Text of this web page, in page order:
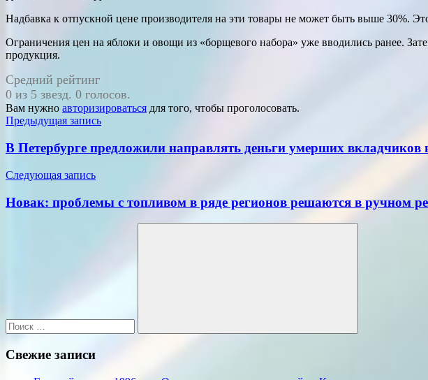
Надбавка к отпускной цене производителя на эти товары не может быть выше 30%.
Ограничения цен на яблоки и овощи из «борщевого набора» уже вводились ранее.
продукция.
Средний рейтинг
0 из 5 звезд. 0 голосов.
Вам нужно авторизироваться для того, чтобы проголосовать.
Навигация
по
записям
Предыдущая запись
В Петербурге предложили направлять деньги умерших вкладчиков
Следующая запись
Новак: проблемы с топливом в ряде регионов решаются в ручном
Поиск
Свежие записи